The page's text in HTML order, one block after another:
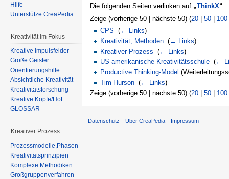
Die folgenden Seiten verlinken auf „ThinkX“:
Zeige (vorherige 50 | nächste 50) (20 50 100
CPS ‎(← Links)
Kreativität, Methoden ‎(← Links)
Kreativer Prozess ‎(← Links)
US-amerikanische Kreativitätsschule ‎(←
Productive Thinking-Model
Tim Hurson ‎(← Links)
Zeige (vorherige 50 | nächste 50) (20 50 100
Hilfe
Unterstütze CreaPedia
Kreativität im Fokus
Kreative Impulsfelder
Große Geister
Orientierungshilfe
Absichtliche Kreativität
Kreativitätsforschung
Kreative Köpfe/HoF
GLOSSAR
Kreativer Prozess
Prozessmodelle,Phasen
Kreativitätsprinzipien
Komplexe Methodiken
Großgruppenverfahren
Datenschutz Über CreaPedia Impressum